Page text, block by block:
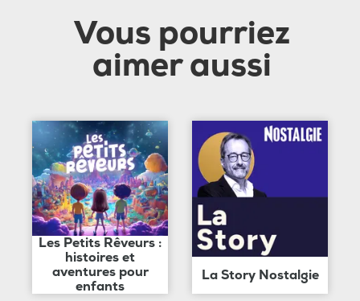
Vous pourriez
aimer aussi
Les Petits Rêveurs :
histoires et
aventures pour
enfants
La Story Nostalgie